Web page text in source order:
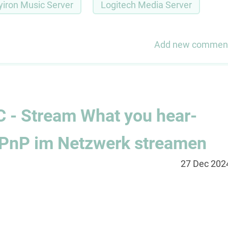
Music Server Logitech Media Server
Add new
- Stream What you hear-
im Netzwerk streamen
27 Dec